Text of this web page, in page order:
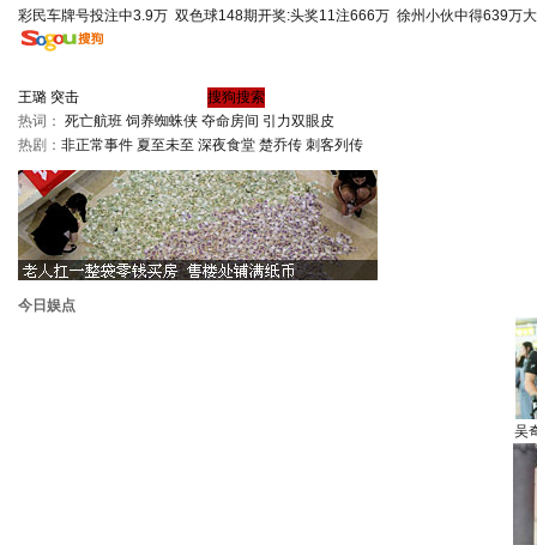
彩民车牌号投注中3.9万 双色球148期开奖:头奖11注666万 徐州小伙中得639万
热词： 死亡航班 饲养蜘蛛侠 夺命房间 引力双眼皮
热剧： 非正常事件 夏至未至 深夜食堂 楚乔传 刺客列传
今日娱点
吴